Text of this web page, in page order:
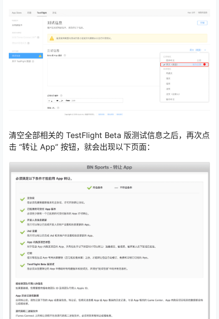
清空全部相关的 TestFlight Beta 版测试信息之后，再次点
击 “转让 App” 按钮，就会出现以下页面：